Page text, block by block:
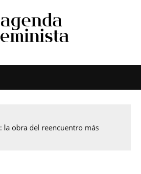
la obra del reencuentro más